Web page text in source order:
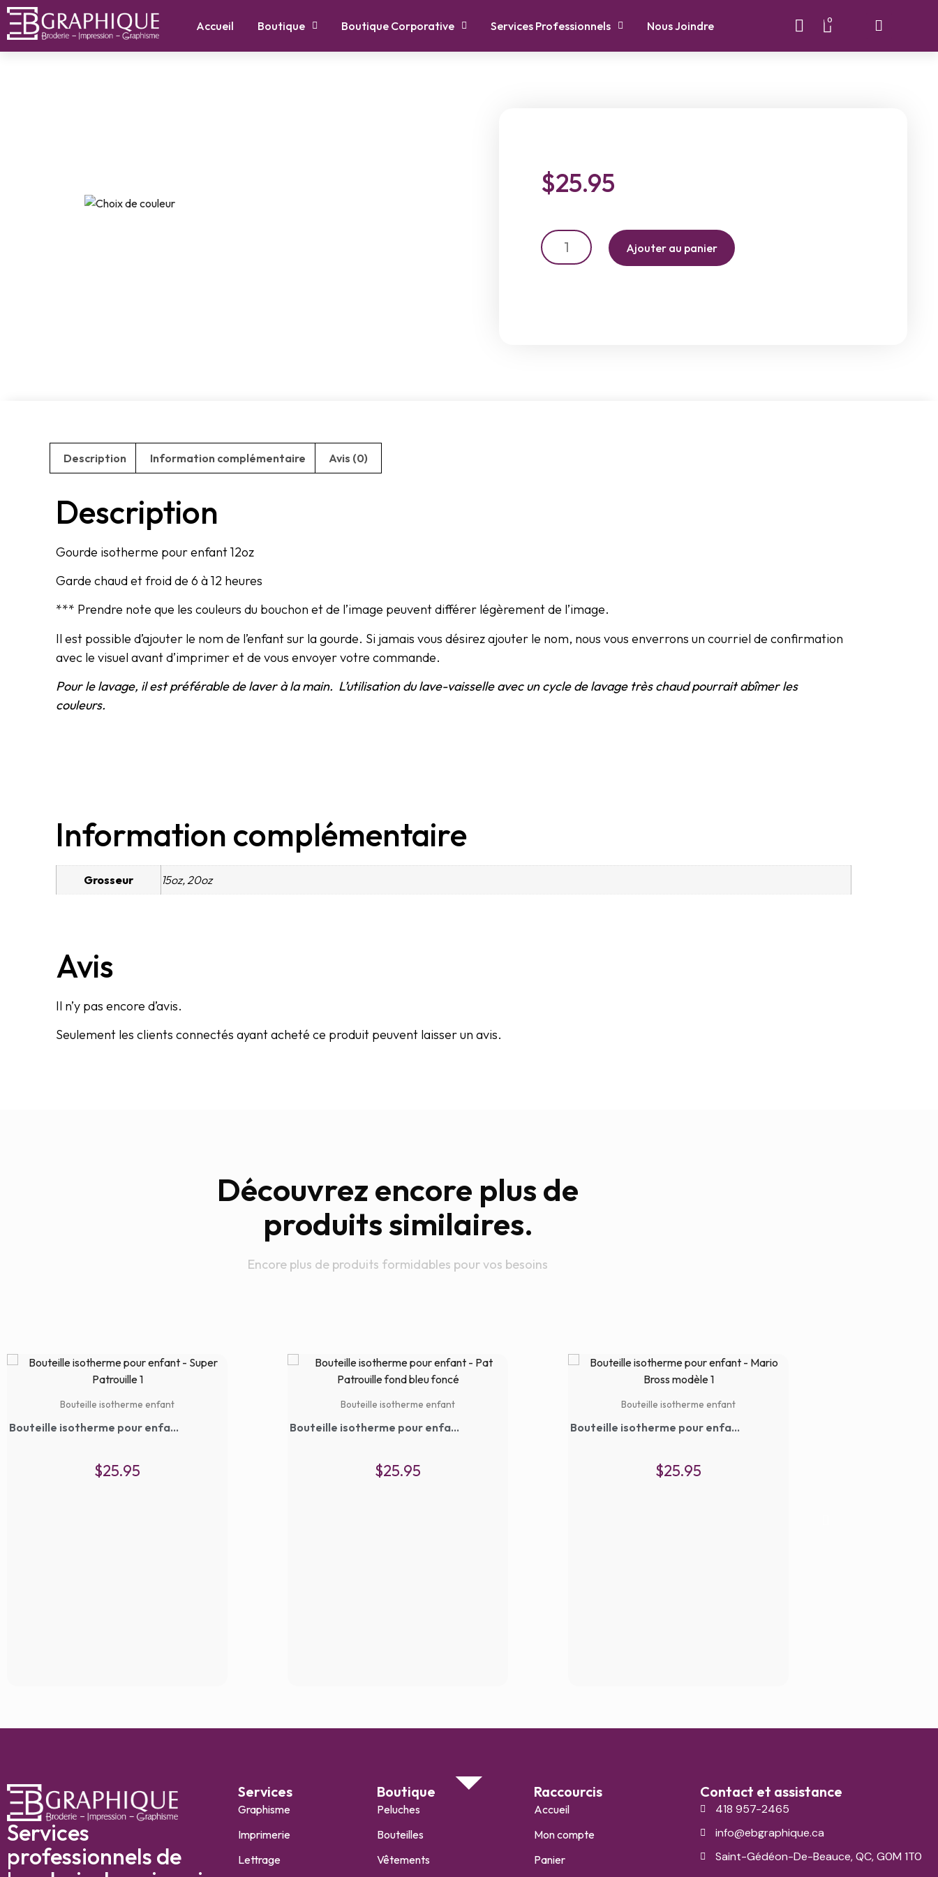
Accueil Boutique Boutique Corporative Services Professionnels Nous Joindre 0
$25.95
Ajouter au panier
Description Information complémentaire Avis (0)
Description
Gourde isotherme pour enfant 12oz
Garde chaud et froid de 6 à 12 heures
*** Prendre note que les couleurs du bouchon et de l’image peuvent différer légèrement de l’image.
Il est possible d’ajouter le nom de l’enfant sur la gourde. Si jamais vous désirez ajouter le nom, nous vous enverrons un courriel de confirmation
avec le visuel avant d’imprimer et de vous envoyer votre commande.
Pour le lavage, il est préférable de laver à la main. L’utilisation du lave-vaisselle avec un cycle de lavage très chaud pourrait abîmer les
couleurs.
Information complémentaire
Grosseur 15oz, 20oz
Avis
Il n’y pas encore d’avis.
Seulement les clients connectés ayant acheté ce produit peuvent laisser un avis.
Découvrez encore plus de
produits similaires.
Encore plus de produits formidables pour vos besoins
Bouteille isotherme enfant
Bouteille isotherme pour enfant – Super Patrouille 1
$25.95
Bouteille isotherme enfant
Bouteille isotherme pour enfant – Pat Patrouille fond bleu foncé
$25.95
Bouteille isotherme enfant
Bouteille isotherme pour enfant – Mario Bross modèle 1
$25.95
Services
professionnels de
Services
Graphisme
Imprimerie
Lettrage
Boutique
Peluches
Bouteilles
Vêtements
Raccourcis
Accueil
Mon compte
Panier
Contact et assistance
418 957-2465
info@ebgraphique.ca
Saint-Gédéon-De-Beauce, QC, G0M 1T0